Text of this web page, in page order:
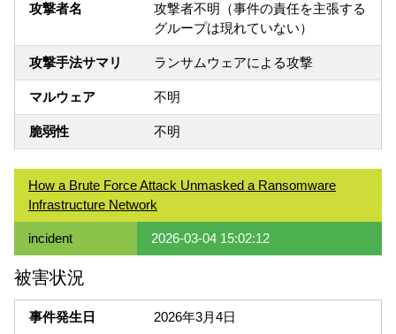
攻撃者名
攻撃者不明（事件の責任を主張する
グループは現れていない）
攻撃手法サマリ ランサムウェアによる攻撃
マルウェア 不明
脆弱性 不明
How a Brute Force Attack Unmasked a Ransomware
Infrastructure Network
incident 2026-03-04 15:02:12
被害状況
事件発生日 2026年3月4日